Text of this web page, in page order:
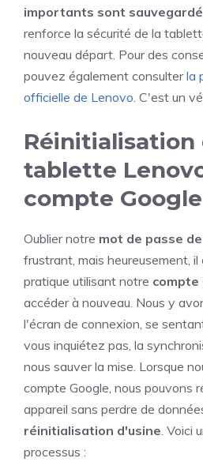
importants sont
renforce la sécurité de la
nouveau départ. Pour des
pouvez également consulterla
officielle de Lenovo. C'est un
Réinitialisation
tablette
compte Google
Oublier notre mot de passe
frustrant, mais heureusement,
pratique utilisant notre compte
accéder à nouveau. Nous y
l'écran de connexion, se
vous inquiétez pas, la
nous sauver la mise. Lorsque
compte Google, nous pouvons
appareil sans perdre de
réinitialisation d'usine. Voici
processus :